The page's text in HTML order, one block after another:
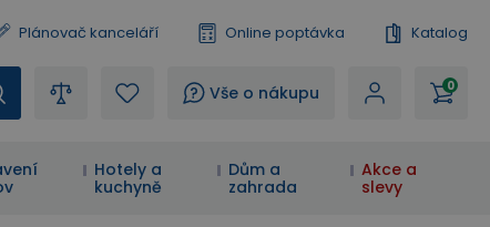
Plánovač kanceláří Online poptávka Katalog
? Vše o nákupu 0
Hotely a
kuchyně
Dům a
zahrada
Akce a
slevy